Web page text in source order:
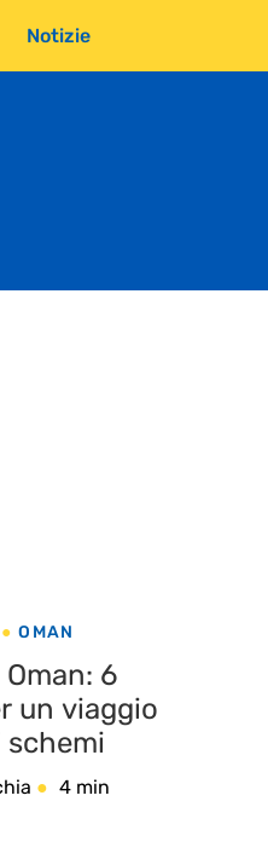
Notizie
OMAN
6
un viaggio
4 min